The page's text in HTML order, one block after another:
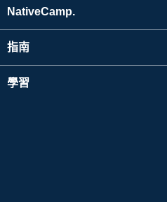
NativeCamp.
指南
學習